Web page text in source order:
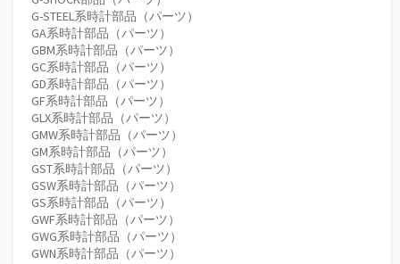
G-STEEL系時計部品（パーツ）
GA系時計部品（パーツ）
GBM系時計部品（パーツ）
GC系時計部品（パーツ）
GD系時計部品（パーツ）
GF系時計部品（パーツ）
GLX系時計部品（パーツ）
GMW系時計部品（パーツ）
GM系時計部品（パーツ）
GST系時計部品（パーツ）
GSW系時計部品（パーツ）
GS系時計部品（パーツ）
GWF系時計部品（パーツ）
GWG系時計部品（パーツ）
GWN系時計部品（パーツ）